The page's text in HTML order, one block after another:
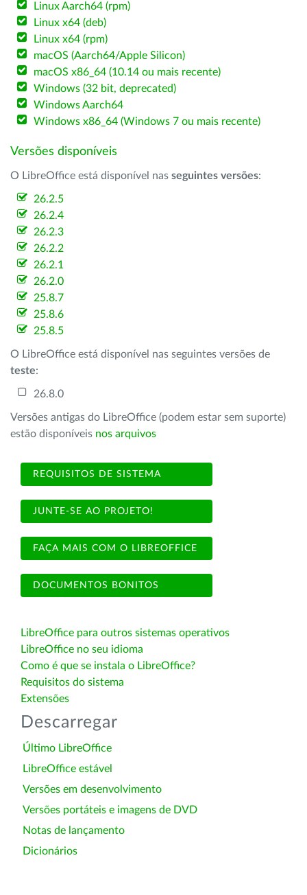
Linux Aarch64 (rpm)
Linux x64 (deb)
Linux x64 (rpm)
macOS (Aarch64/Apple Silicon)
macOS x86_64 (10.14 ou mais recente)
Windows (32 bit, deprecated)
Windows Aarch64
Windows x86_64 (Windows 7 ou mais recente)
Versões disponíveis
O LibreOffice está disponível nas seguintes versões:
26.2.5
26.2.4
26.2.3
26.2.2
26.2.1
26.2.0
25.8.7
25.8.6
25.8.5
O LibreOffice está disponível nas seguintes versões de
teste:
26.8.0
Versões antigas do LibreOffice (podem estar sem suporte)
estão disponíveis nos arquivos
REQUISITOS DE SISTEMA
JUNTE-SE AO PROJETO!
FAÇA MAIS COM O LIBREOFFICE
DOCUMENTOS BONITOS
LibreOffice para outros sistemas operativos
LibreOffice no seu idioma
Como é que se instala o LibreOffice?
Requisitos do sistema
Extensões
Descarregar
Último LibreOffice
LibreOffice estável
Versões em desenvolvimento
Versões portáteis e imagens de DVD
Notas de lançamento
Dicionários